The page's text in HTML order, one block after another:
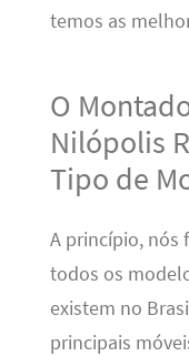
temos as
O
Nilópolis
Tipo de
A princípio, nós
todos os
existem no
principais